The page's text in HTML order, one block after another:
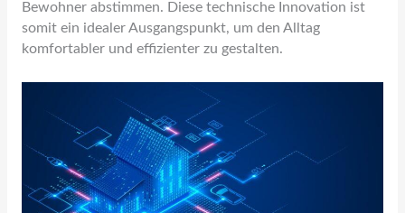
Bewohner abstimmen. Diese technische Innovation ist
somit ein idealer Ausgangspunkt, um den Alltag
komfortabler und effizienter zu gestalten.